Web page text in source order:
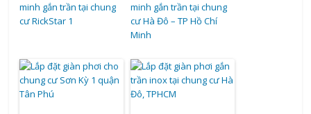
minh gắn trần tại chung
cư RickStar 1
minh gắn trần tại chung
cư Hà Đô – TP Hồ Chí
Minh